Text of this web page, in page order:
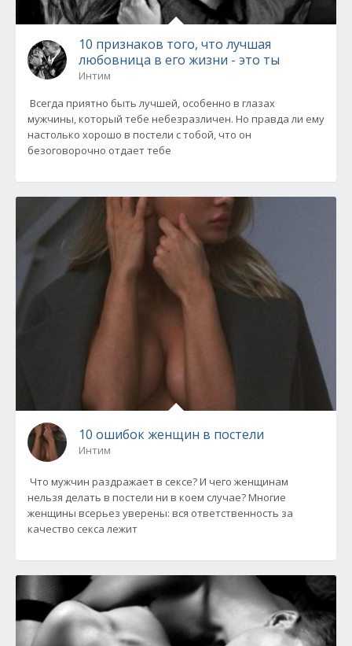
10 признаков того, что лучшая
любовница в его жизни - это ты
Интим
Всегда приятно быть лучшей, особенно в глазах
мужчины, который тебе небезразличен. Но правда ли ему
настолько хорошо в постели с тобой, что он
безоговорочно отдает тебе
10 ошибок женщин в постели
Интим
Что мужчин раздражает в сексе? И чего женщинам
нельзя делать в постели ни в коем случае? Многие
женщины всерьез уверены: вся ответственность за
качество секса лежит